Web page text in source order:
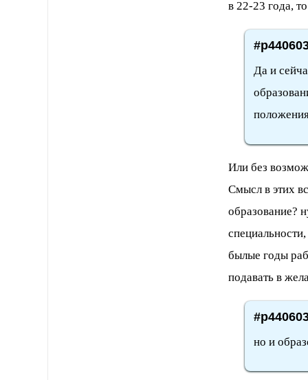
в 22-23 года,
Да и
Или без
Смысл в этих
образование?
былые годы
подавать в
но и